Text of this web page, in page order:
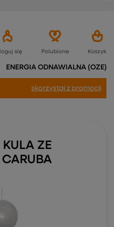
się Polubione Koszyk
ENERGIA ODNAWIALNA (OZE)
skorzystaj z promocji
ZE